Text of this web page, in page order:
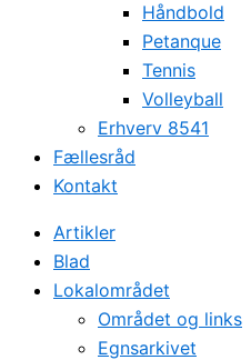
Håndbold
Petanque
Tennis
Volleyball
Erhverv 8541
Fællesråd
Kontakt
Artikler
Blad
Lokalområdet
Området og links
Egnsarkivet